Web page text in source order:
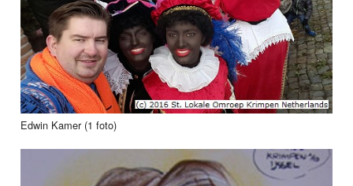
Edwin Kamer (1 foto)